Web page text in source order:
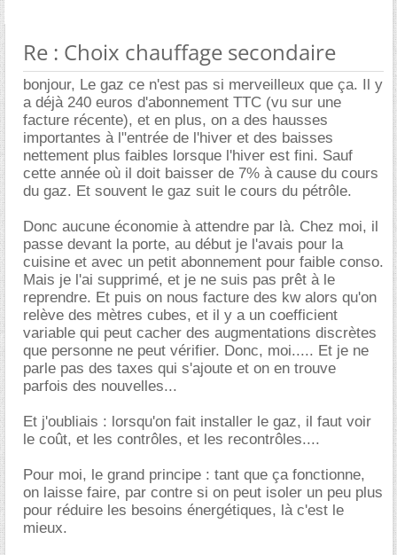
Re : Choix chauffage secondaire
bonjour, Le gaz ce n'est pas si merveilleux que ça. Il y
a déjà 240 euros d'abonnement TTC (vu sur une
facture récente), et en plus, on a des hausses
importantes à l"entrée de l'hiver et des baisses
nettement plus faibles lorsque l'hiver est fini. Sauf
cette année où il doit baisser de 7% à cause du cours
du gaz. Et souvent le gaz suit le cours du pétrôle.
Donc aucune économie à attendre par là. Chez moi, il
passe devant la porte, au début je l'avais pour la
cuisine et avec un petit abonnement pour faible conso.
Mais je l'ai supprimé, et je ne suis pas prêt à le
reprendre. Et puis on nous facture des kw alors qu'on
relève des mètres cubes, et il y a un coefficient
variable qui peut cacher des augmentations discrètes
que personne ne peut vérifier. Donc, moi..... Et je ne
parle pas des taxes qui s'ajoute et on en trouve
parfois des nouvelles...
Et j'oubliais : lorsqu'on fait installer le gaz, il faut voir
le coût, et les contrôles, et les recontrôles....
Pour moi, le grand principe : tant que ça fonctionne,
on laisse faire, par contre si on peut isoler un peu plus
pour réduire les besoins énergétiques, là c'est le
mieux.